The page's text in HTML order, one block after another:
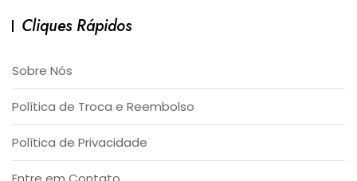
Cliques Rápidos
Sobre Nós
Política de Troca e Reembolso
Política de Privacidade